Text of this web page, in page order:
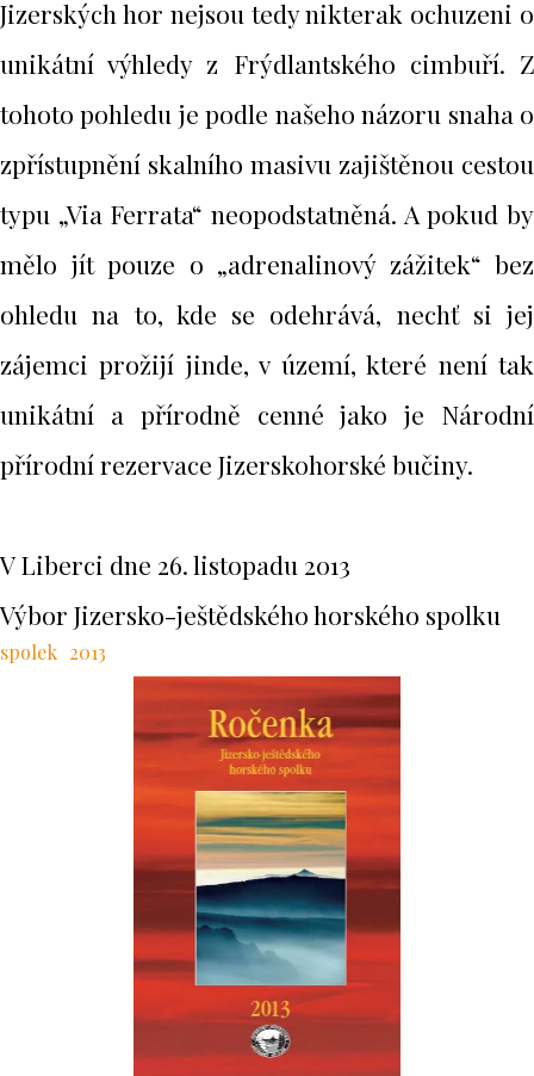
Jizerských hor nejsou tedy nikterak ochuzeni o
unikátní výhledy z Frýdlantského cimbuří. Z
tohoto pohledu je podle našeho názoru snaha o
zpřístupnění skalního masivu zajištěnou cestou
typu „Via Ferrata“ neopodstatněná. A pokud by
mělo jít pouze o „adrenalinový zážitek“ bez
ohledu na to, kde se odehrává, nechť si jej
zájemci prožijí jinde, v území, které není tak
unikátní a přírodně cenné jako je Národní
přírodní rezervace Jizerskohorské bučiny.
V Liberci dne 26. listopadu 2013
Výbor Jizersko-ještědského horského spolku
spolek 2013